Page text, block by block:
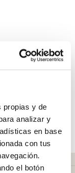
propias y de
analizar y
en base
con tus
el botón
más rápido,